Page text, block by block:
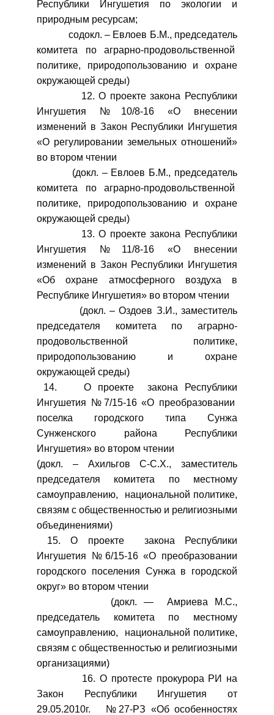
Республики Ингушетия по экологии и
природным ресурсам;
содокл. – Евлоев Б.М., председатель
комитета по аграрно-продовольственной
политике, природопользованию и охране
окружающей среды)
12. О проекте закона Республики
Ингушетия №10/8-16 «О внесении
изменений в Закон Республики Ингушетия
«О регулировании земельных отношений»
во втором чтении
(докл. – Евлоев Б.М., председатель
комитета по аграрно-продовольственной
политике, природопользованию и охране
окружающей среды)
13. О проекте закона Республики
Ингушетия №11/8-16 «О внесении
изменений в Закон Республики Ингушетия
«Об охране атмосферного воздуха в
Республике Ингушетия» во втором чтении
(докл. – Оздоев З.И., заместитель
председателя комитета по аграрно-
продовольственной политике,
природопользованию и охране
окружающей среды)
14. О проекте закона Республики
Ингушетия №7/15-16 «О преобразовании
поселка городского типа Сунжа
Сунженского района Республики
Ингушетия» во втором чтении
(докл. – Ахильгов С-С.Х., заместитель
председателя комитета по местному
самоуправлению, национальной политике,
связям с общественностью и религиозными
объединениями)
15. О проекте закона Республики
Ингушетия №6/15-16 «О преобразовании
городского поселения Сунжа в городской
округ» во втором чтении
(докл. — Амриева М.С.,
председатель комитета по местному
самоуправлению, национальной политике,
связям с общественностью и религиозными
организациями)
16. О протесте прокурора РИ на
Закон Республики Ингушетия от
29.05.2010г. №27-РЗ «Об особенностях